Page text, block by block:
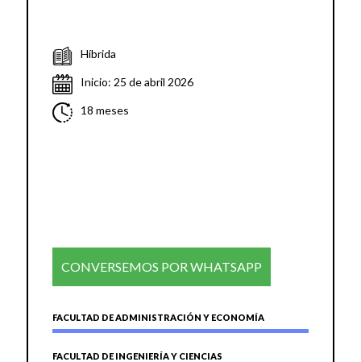
Híbrida
Inicio: 25 de abril 2026
18 meses
CONVERSEMOS POR WHATSAPP
FACULTAD DE ADMINISTRACIÓN Y ECONOMÍA
FACULTAD DE INGENIERÍA Y CIENCIAS